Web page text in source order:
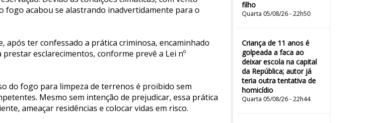
filho
Quarta 05/08/26 - 22h50
Criança de 11 anos é
golpeada a faca ao
deixar escola na capital
da República; autor já
teria outra tentativa de
homicídio
Quarta 05/08/26 - 22h44
fogo acabou se alastrando inadvertidamente para o
após ter confessado a prática criminosa, encaminhado
prestar esclarecimentos, conforme prevê a Lei nº
do fogo para limpeza de terrenos é proibido sem
Mesmo sem intenção de prejudicar, essa prática
ameaçar residências e colocar vidas em risco.